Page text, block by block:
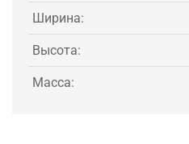
Ширина:
Высота:
Масса: